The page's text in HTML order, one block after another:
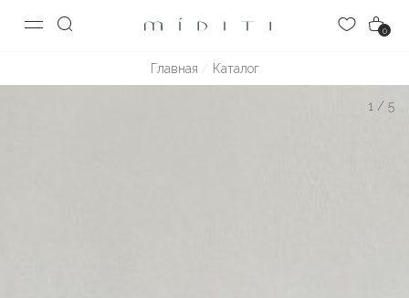
0
Главная Каталог
1 / 5